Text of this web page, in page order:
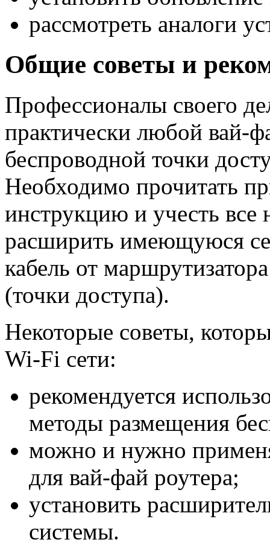
рассмотреть аналоги
Общие советы и
Профессионалы своего
практически любой вай-
беспроводной точки
Необходимо прочитать
инструкцию и учесть
расширить имеющуюся
кабель от
(точки доступа).
Некоторые советы,
Wi-Fi сети:
рекомендуется
методы размещения
можно и нужно
для вай-фай роутера;
установить
системы.